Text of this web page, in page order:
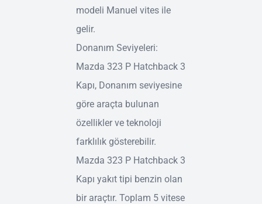
modeli Manuel vites ile
gelir.
Donanım Seviyeleri:
Mazda 323 P Hatchback 3
Kapı, Donanım seviyesine
göre araçta bulunan
özellikler ve teknoloji
farklılık gösterebilir.
Mazda 323 P Hatchback 3
Kapı yakıt tipi benzin olan
bir araçtır. Toplam 5 vitese